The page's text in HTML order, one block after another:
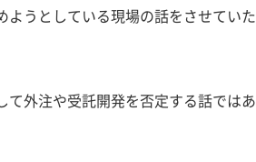
うとしている現場の話をさせていた
外注や受託開発を否定する話ではあ